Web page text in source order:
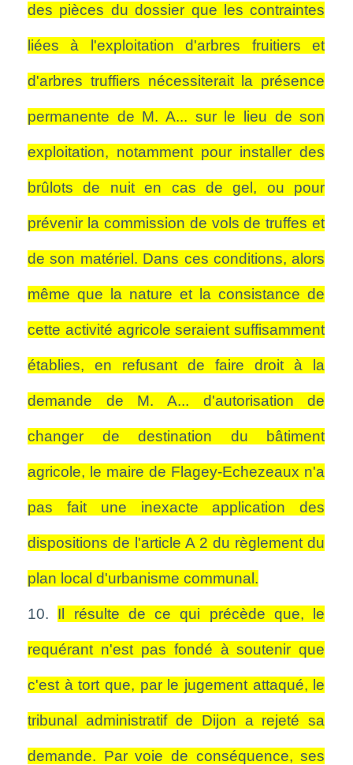
des pièces du dossier que les contraintes
liées à l'exploitation d'arbres fruitiers et
d'arbres truffiers nécessiterait la présence
permanente de M. A... sur le lieu de son
exploitation, notamment pour installer des
brûlots de nuit en cas de gel, ou pour
prévenir la commission de vols de truffes et
de son matériel. Dans ces conditions, alors
même que la nature et la consistance de
cette activité agricole seraient suffisamment
établies, en refusant de faire droit à la
demande de M. A... d'autorisation de
changer de destination du bâtiment
agricole, le maire de Flagey-Echezeaux n'a
pas fait une inexacte application des
dispositions de l'article A 2 du règlement du
plan local d'urbanisme communal.
10. Il résulte de ce qui précède que, le
requérant n'est pas fondé à soutenir que
c'est à tort que, par le jugement attaqué, le
tribunal administratif de Dijon a rejeté sa
demande. Par voie de conséquence, ses